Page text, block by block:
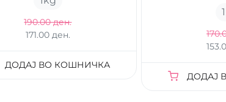
190.00 ден.
171.00 ден.
ДОДАЈ ВО КОШНИЧКА
1
ДОДАЈ